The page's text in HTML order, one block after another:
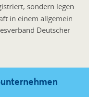
sondern legen
in einem allgemein
Deutscher